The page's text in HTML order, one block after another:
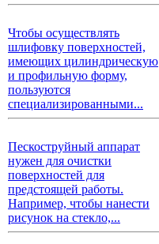
Чтобы осуществлять
шлифовку поверхностей,
имеющих цилиндрическую
и профильную форму,
пользуются
специализированными...
Пескоструйный аппарат
нужен для очистки
поверхностей для
предстоящей работы.
Например, чтобы нанести
рисунок на стекло,...